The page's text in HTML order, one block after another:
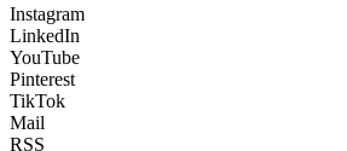
Instagram
LinkedIn
YouTube
Pinterest
TikTok
Mail
RSS